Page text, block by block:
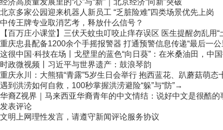
经济高质量发展里的“心”与“新”｜北京经济“向新”突破
北京多家公园迎来机器人新员工 “乏脏险难”四类场景优先上岗
中传王牌专业取消艺考，释放什么信号？
【百万庄小课堂】三伏天蚊虫叮咬止痒存误区 医生提醒勿乱用“
重庆忠县配备1200余个手摇报警器 打通预警信息传递“最后一公
这很中国·科技在场丨戈壁里的蓝色“向日葵”：在米桑油田，中
时政微视频丨习近平与世界遗产：鼓浪琴韵
重庆永川：大熊猫“青露”5岁生日会举行 抱西蓝花、趴蘑菇萌态
遇到洪涝如何自救，100秒掌握洪涝避险“躲”与“防”→
华裔Z视界｜马来西亚华裔青年的中文情结：说好中文是很酷的
发表评论
文明上网理性发言，请遵守新闻评论服务协议